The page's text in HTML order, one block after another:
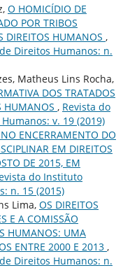
O HOMICÍDIO DE
POR TRIBOS
DIREITOS HUMANOS ,
Direitos Humanos: n.
Matheus Lins Rocha,
DOS TRATADOS
HUMANOS , Revista do
v. 19 (2019)
ENCERRAMENTO DO
EM DIREITOS
DE 2015, EM
do Instituto
n. 15 (2015)
Lima, OS DIREITOS
E A COMISSÃO
HUMANOS: UMA
ENTRE 2000 E 2013 ,
Direitos Humanos: n.